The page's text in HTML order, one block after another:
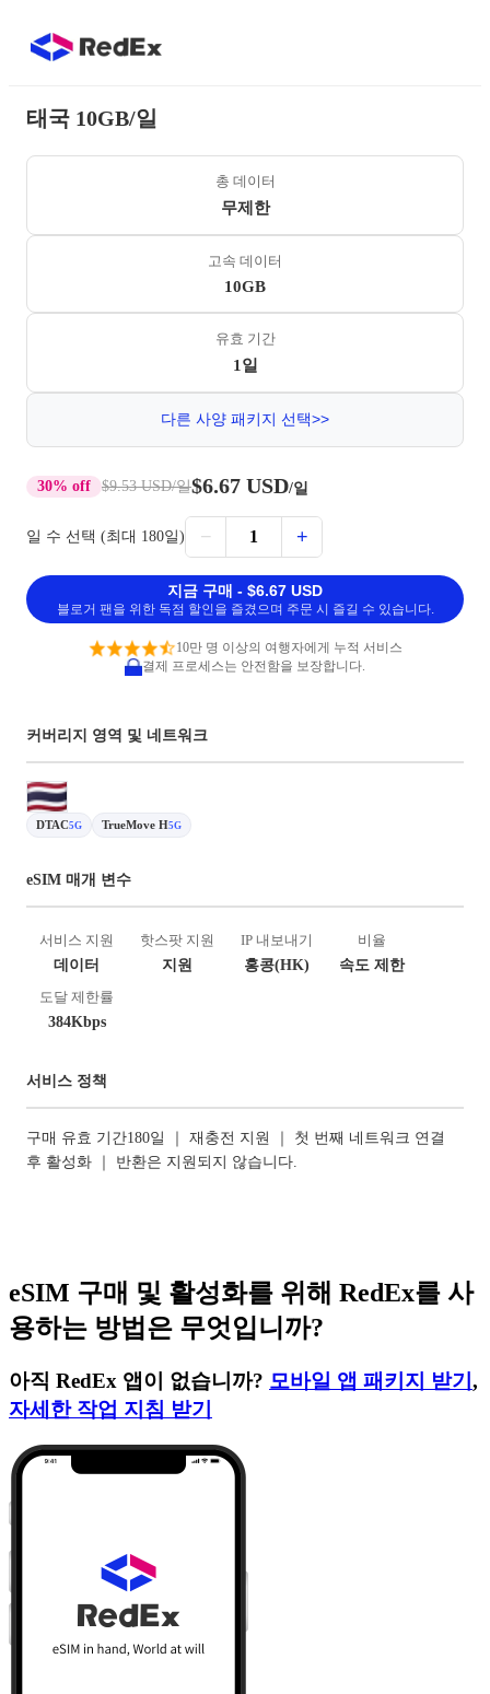
태국 10GB/일
총 데이터
무제한
고속 데이터
10GB
유효 기간
1일
다른 사양 패키지 선택>>
30% off $9.53 USD/일$6.67 USD/일
일 수 선택 (최대 180일) − 1 +
지금 구매 - $6.67 USD
블로거 팬을 위한 독점 할인을 즐겼으며 주문 시 즐길 수 있습니다.
10만 명 이상의 여행자에게 누적 서비스
결제 프로세스는 안전함을 보장합니다.
커버리지 영역 및 네트워크
DTAC5G TrueMove H5G
eSIM 매개 변수
서비스 지원
데이터
핫스팟 지원
지원
IP 내보내기
홍콩(HK)
비율
속도 제한
도달 제한률
384Kbps
서비스 정책
구매 유효 기간180일 ｜ 재충전 지원 ｜ 첫 번째 네트워크 연결
후 활성화 ｜ 반환은 지원되지 않습니다.
eSIM 구매 및 활성화를 위해 RedEx를 사
용하는 방법은 무엇입니까?
아직 RedEx 앱이 없습니까? 모바일 앱 패키지 받기 ,
자세한 작업 지침 받기